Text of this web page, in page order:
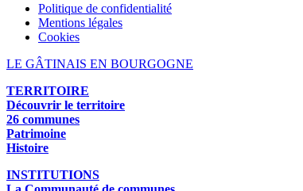
Politique de confidentialité
Mentions légales
Cookies
LE GÂTINAIS EN BOURGOGNE
TERRITOIRE
Découvrir le territoire
26 communes
Patrimoine
Histoire
INSTITUTIONS